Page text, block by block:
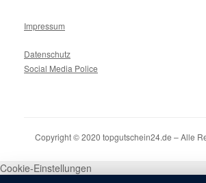
Impressum
Datenschutz
Social Media Police
Copyright © 2020 topgutschein24.de – Alle
Cookie-Einstellungen